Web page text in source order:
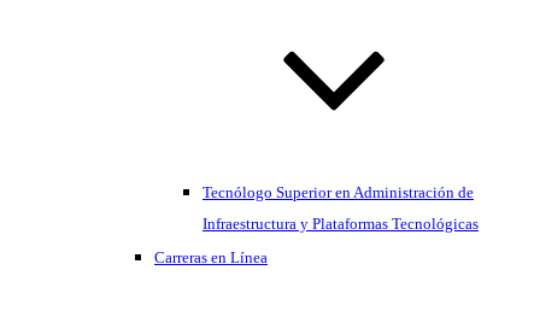
Tecnólogo Superior en Administración de
Infraestructura y Plataformas Tecnológicas
Carreras en Línea